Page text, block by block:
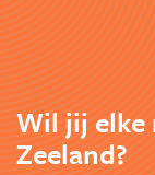
Wil jij elke
Zeeland?